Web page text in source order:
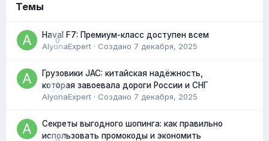
Темы
0
Haval F7: Премиум-класс доступен всем
AlyonaExpert · Создано 7 декабря, 2025
0
Грузовики JAC: китайская надёжность,
которая завоевала дороги России и СНГ
AlyonaExpert · Создано 7 декабря, 2025
Секреты выгодного шопинга: как правильно
использовать промокоды и экономить